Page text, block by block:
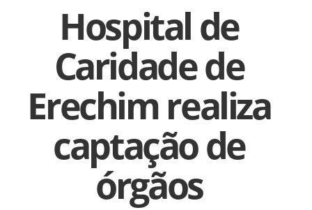
Hospital de
Caridade de
Erechim realiza
captação de
órgãos